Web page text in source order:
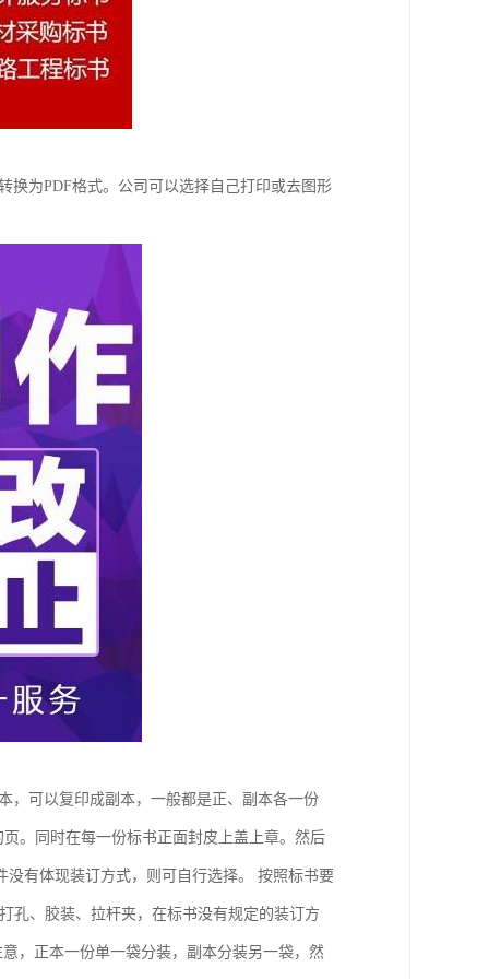
换为PDF格式。公司可以选择自己打印或去图形
，可以复印成副本，一般都是正、副本各一份
。同时在每一份标书正面封皮上盖上章。然后
有体现装订方式，则可自行选择。 按照标书要
孔、胶装、拉杆夹，在标书没有规定的装订方
，正本一份单一袋分装，副本分装另一袋，然